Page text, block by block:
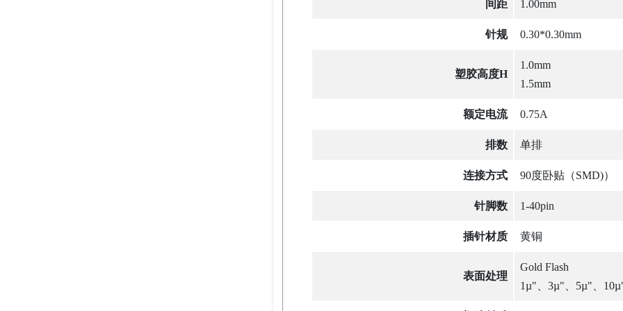
间距 1.00mm
针规 0.30*0.30mm
塑胶高度H
1.0mm
1.5mm
额定电流 0.75A
排数 单排
连接方式 90度卧贴（SMD)）
针脚数 1-40pin
插针材质 黄铜
表面处理
Gold Flash
1µ"、3µ"、5µ"、